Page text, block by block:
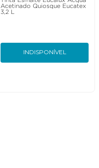
Acetinado Quiosque Eucatex
3,2 L
INDISPONÍVEL